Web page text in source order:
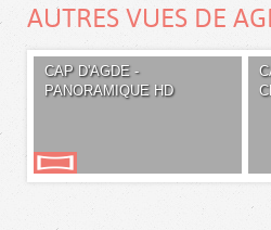
AUTRES VUES DE
CAP D'AGDE -
PANORAMIQUE HD